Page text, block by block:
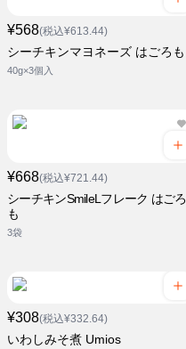
¥568(税込¥613.44)
シーチキンマヨネーズ はごろも
40g×3個入
¥668(税込¥721.44)
シーチキンSmileLフレーク はごろ
も
3袋
¥308(税込¥332.64)
いわしみそ煮 Umios